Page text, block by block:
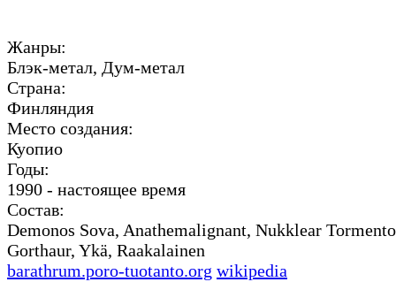
Жанры:
Блэк-метал, Дум-метал
Страна:
Финляндия
Место создания:
Куопио
Годы:
1990 - настоящее время
Состав:
Demonos Sova, Anathemalignant, Nukklear
Gorthaur, Ykä, Raakalainen
barathrum.poro-tuotanto.org wikipedia